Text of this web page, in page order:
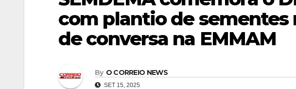
com plantio de sementes
de conversa na EMMAM
By O CORREIO NEWS
SET 15, 2025